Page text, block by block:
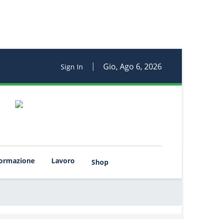
Gio, Ago 6, 2026
Sign In
Lavoro Shop